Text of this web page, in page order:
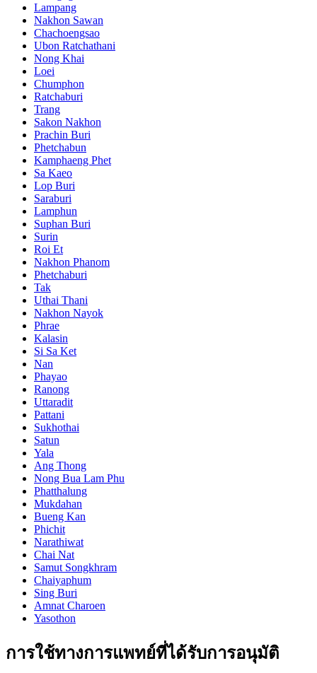
Lampang
Nakhon Sawan
Chachoengsao
Ubon Ratchathani
Nong Khai
Loei
Chumphon
Ratchaburi
Trang
Sakon Nakhon
Prachin Buri
Phetchabun
Kamphaeng Phet
Sa Kaeo
Lop Buri
Saraburi
Lamphun
Suphan Buri
Surin
Roi Et
Nakhon Phanom
Phetchaburi
Tak
Uthai Thani
Nakhon Nayok
Phrae
Kalasin
Si Sa Ket
Nan
Phayao
Ranong
Uttaradit
Pattani
Sukhothai
Satun
Yala
Ang Thong
Nong Bua Lam Phu
Phatthalung
Mukdahan
Bueng Kan
Phichit
Narathiwat
Chai Nat
Samut Songkhram
Chaiyaphum
Sing Buri
Amnat Charoen
Yasothon
การใช้ทางการแพทย์ที่ได้รับการอนุมัติ